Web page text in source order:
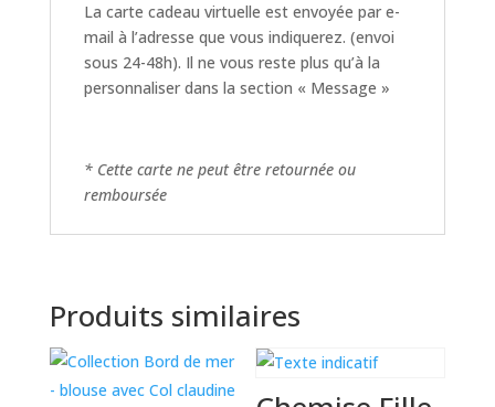
La carte cadeau virtuelle est envoyée par e-
mail à l’adresse que vous indiquerez. (envoi
sous 24-48h). Il ne vous reste plus qu’à la
personnaliser dans la section « Message »
*Cette carte ne peut être retournée ou
remboursée
Produits similaires